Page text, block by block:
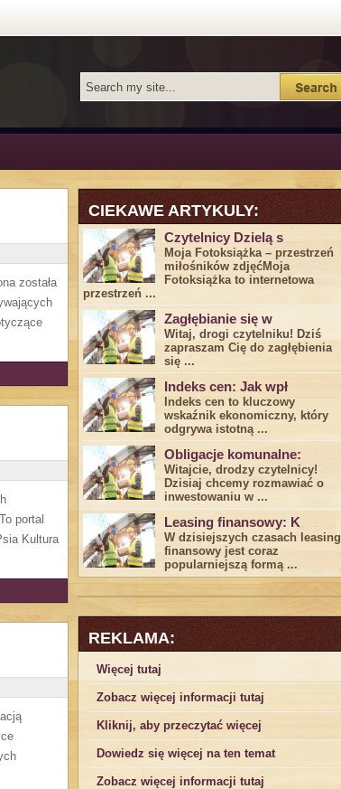
została
portal
Kultura
CIEKAWE ARTYKULY:
Czytelnicy Dzielą s
Moja Fotoksiążka – przestrzeń
miłośników zdjęćMoja
Fotoksiążka to internetowa
przestrzeń ...
Zagłębianie się w
Witaj, drogi ⁤czytelniku! Dziś
zapraszam Cię do‍ zagłębienia
‍się⁢ ...
Indeks cen: Jak wpł
Indeks cen to kluczowy
wskaźnik ekonomiczny, który
odgrywa ​istotną ...
Obligacje komunalne:
Witajcie, drodzy czytelnicy!
Dzisiaj chcemy rozmawiać o
inwestowaniu w ...
Leasing finansowy: K
W dzisiejszych czasach leasing ​
finansowy jest ⁢coraz
popularniejszą formą ...
REKLAMA:
Więcej tutaj
Zobacz więcej informacji tutaj
Kliknij, aby przeczytać więcej
Dowiedz się więcej na ten temat
Zobacz więcej informacji tutaj